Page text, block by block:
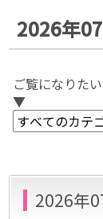
2026年
ご覧になりた
▼
2026年